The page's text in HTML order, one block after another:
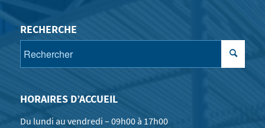
RECHERCHE
HORAIRES D’ACCUEIL
Du lundi au vendredi – 09h00 à 17h00